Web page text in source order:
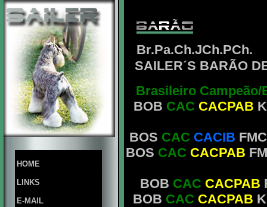
HOME
LINKS
E-MAIL
Br.Pa.Ch.JCh.PCh.
SAILER´S BARÃO
Brasileiro
BOB CAC CACPAB
BOS CAC CACIB
BOS CAC CACPAB
BOB CAC CACPAB
BOB CAC CACPAB